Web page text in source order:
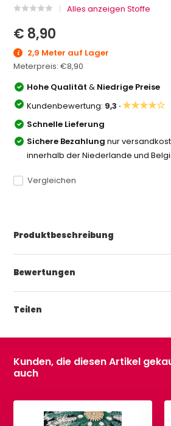
Alles anzeigen Stoffe
€ 8,90
2,9 Meter auf Lager
Meterpreis:€8,90
Hohe Qualität& Niedrige Preise
Kundenbewertung: 9,3 ·★★★★☆
Schnelle Lieferung
Sichere Bezahlung nur
innerhalb der Niederlande und
Vergleichen
Produktbeschreibung
Bewertungen
Teilen
Kunden, die diesen Artikel
auch